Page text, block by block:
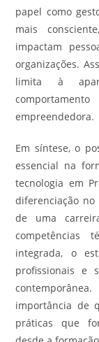
papel como
mais
impactam
organizações.
limita à
empreendedora.
Em síntese, o
essencial na
tecnologia em
diferenciação
de uma
competências
integrada, o
profissionais e
importância de
práticas que